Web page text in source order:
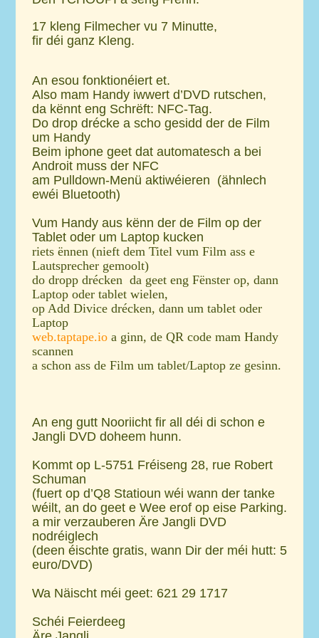
17 kleng Filmecher vu 7 Minutte,
fir déi ganz Kleng.
An esou fonktionéiert et.
Also mam Handy iwwert d’DVD rutschen,
da kënnt eng Schrëft: NFC-Tag.
Do drop drécke a scho gesidd der de Film
um Handy
Beim iphone geet dat automatesch a bei
Androit muss der NFC
am Pulldown-Menü aktiwéieren (ähnlech
ewéi Bluetooth)
Vum Handy aus kënn der de Film op der
Tablet oder um Laptop kucken
riets ënnen (nieft dem Titel vum Film ass e
Lautsprecher gemoolt)
do dropp drécken da geet eng Fënster op, dann
Laptop oder tablet wielen,
op Add Divice drécken, dann um tablet oder
Laptop
web.taptape.ioa ginn, de QR code mam Handy
scannen
a schon ass de Film um tablet/Laptop ze gesinn.
An eng gutt Nooriicht fir all déi di schon e
Jangli DVD doheem hunn.
Kommt op L-5751 Fréiseng 28, rue Robert
Schuman
(fuert op d’Q8 Statioun wéi wann der tanke
wéilt, an do geet e Wee erof op eise Parking.
a mir verzauberen Äre Jangli DVD
nodréiglech
(deen éischte gratis, wann Dir der méi hutt: 5
euro/DVD)
Wa Näischt méi geet: 621 29 1717
Schéi Feierdeeg